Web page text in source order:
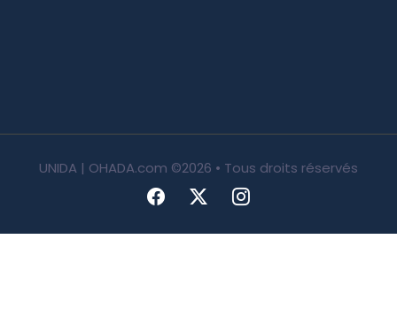
UNIDA | OHADA.com ©2026 • Tous droits réservés